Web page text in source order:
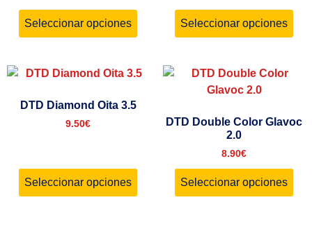
Seleccionar opciones Seleccionar opciones
DTD Diamond Oita 3.5
9.50€
Seleccionar opciones
DTD Double Color Glavoc
2.0
8.90€
Seleccionar opciones